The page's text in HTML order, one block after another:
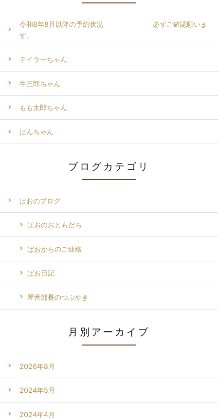
令和8年8月以降の予約状況 必ずご確認願いま
す。
テイラーちゃん
牛三郎ちゃん
もも太郎ちゃん
ぱんちゃん
ブログカテゴリ
ぱおのブログ
ぱおのおともだち
ぱおからのご連絡
ぱお日記
琴音部長のつぶやき
月別アーカイブ
2026年8月
2024年5月
2024年4月